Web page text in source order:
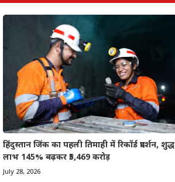
हिंदुस्तान जिंक का पहली तिमाही में रिकॉर्ड प्रदर्शन, शुद्ध
लाभ 145% बढ़कर ₹5,469 करोड़
July 28, 2026